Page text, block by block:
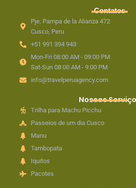
Contatos
Pje. Pampa de la Alianza 472
Cusco, Peru
+51 991 394 943
Mon-Fri 08:00 AM - 09:00 PM
Sat-Sun 08:00 AM - 9:00 PM
info@travelperuagency.com
Nossos
Trilha para Machu Picchu
Passeios de um dia Cusco
Manu
Tambopata
Iquitos
Pacotes